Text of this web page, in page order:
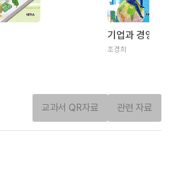
기업과 경영
조경희
교과서 QR자료 관련 자료